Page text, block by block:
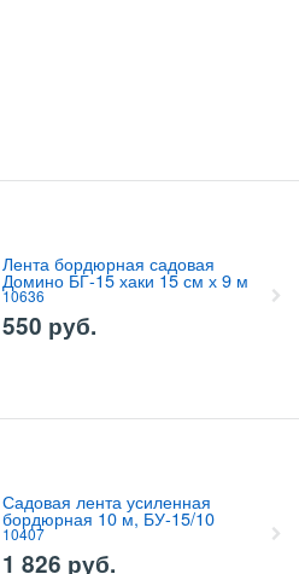
Лента бордюрная садовая
Домино БГ-15 хаки 15 см х 9 м
10636
550 руб.
Садовая лента усиленная
бордюрная 10 м, БУ-15/10
10407
1 826 руб.